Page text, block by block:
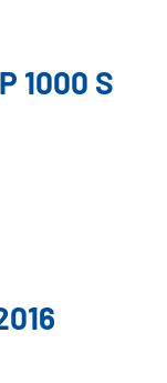
1000 S